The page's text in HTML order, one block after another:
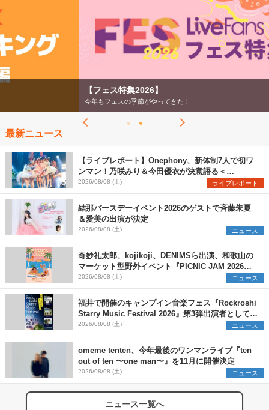
今年もフェスの季節がやってきた！
最新ニュース
【ライブレポート】Onephony、新体制7人で初ワ
ンマン！乃咲みり＆今田優衣が決意語る＜
Onephony新体制1st Oneman Live はじまりの夏
＞
2026/08/08 (土) ライブレポート
結那バースデーイベント2026のゲストで斉藤朱夏
＆愛美の出演が決定
2026/08/08 (土) ニュース
奇妙礼太郎、kojikoji、DENIMSら出演、和歌山の
マーケット型野外イベント『PICNIC JAM 2026』
早割チケット発売開始
2026/08/08 (土) ニュース
福井で開催のキャンプイン音楽フェス『Rockroshi
Starry Music Festival 2026』第3弾出演者として
SCOOBIE DO、かりゆし58、Reiを発表
2026/08/08 (土) ニュース
omeme tenten、今年最後のワンマンライブ『ten
out of ten 〜one man〜』を11月に開催決定
2026/08/08 (土) ニュース
ニュース一覧へ